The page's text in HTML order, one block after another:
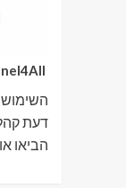
השימוש
דעת
הביאו